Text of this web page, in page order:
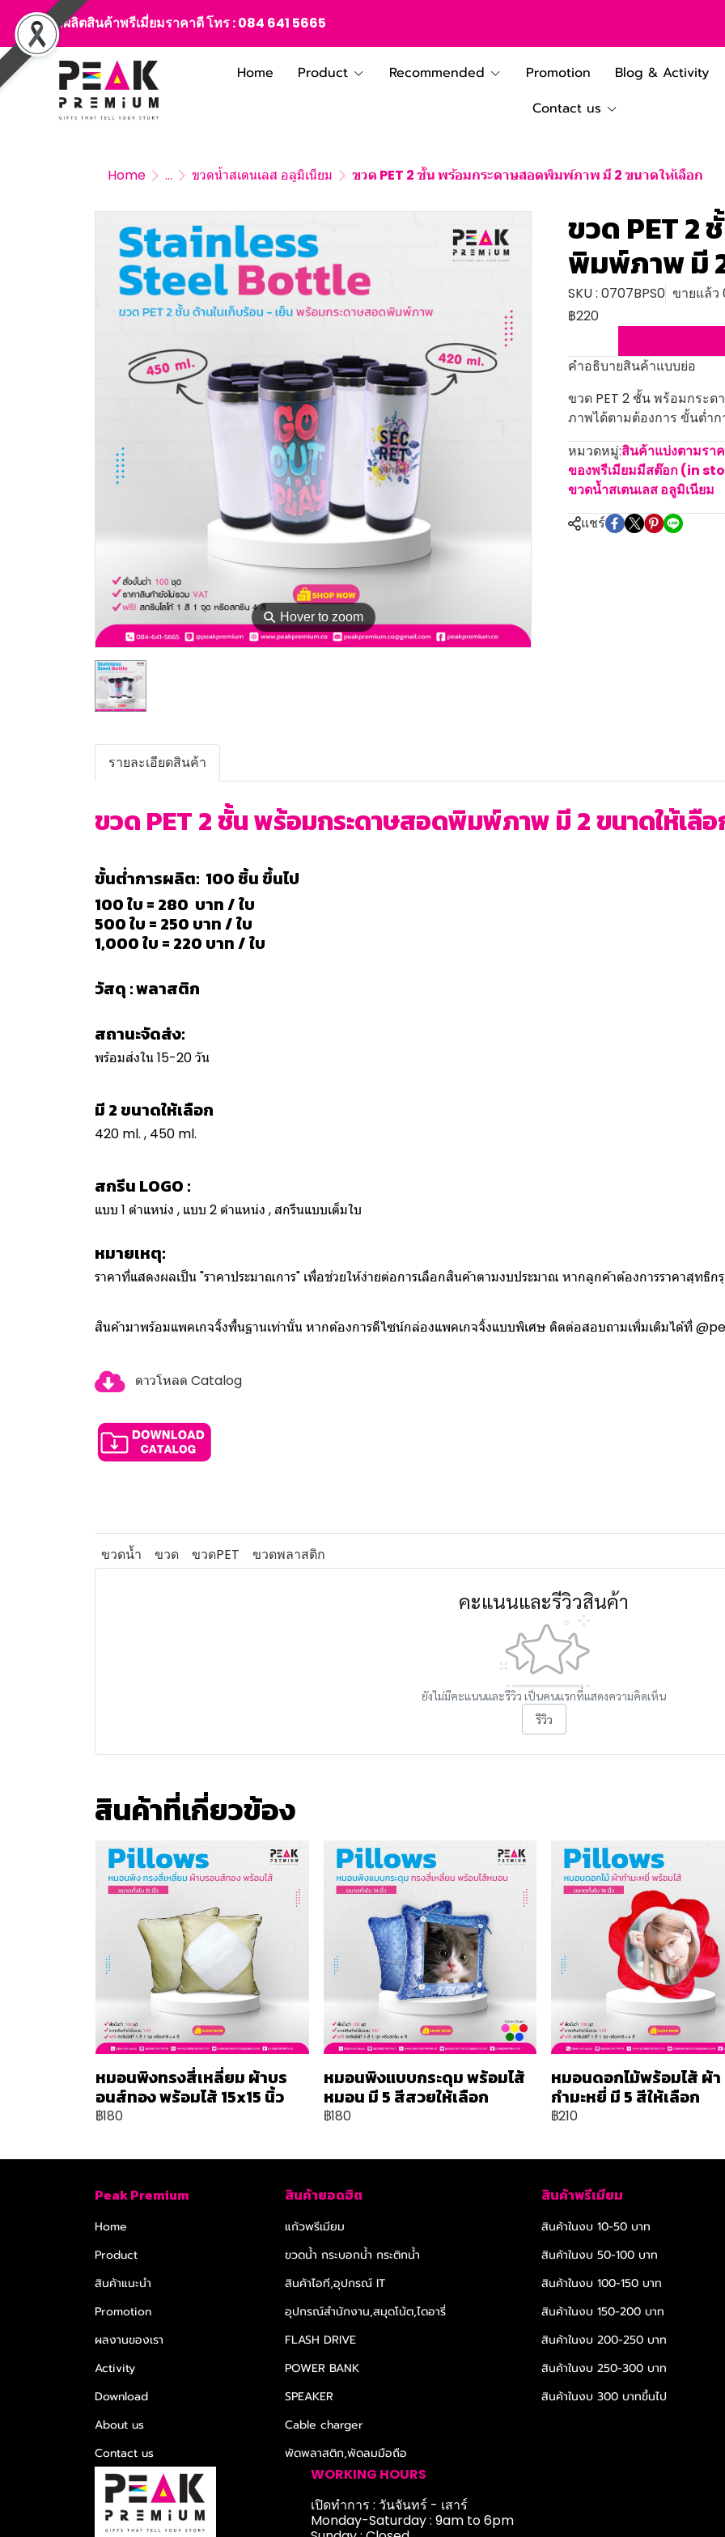
สั่งผลิตสินค้าพรีเมี่ยมราคาดี โทร :084 641 5665
Home Product Recommended Promotion
Blog & Activity
Contact us
Home ... ขวดน้ำสเตนเลส อลูมิเนียม ขวด PET 2 ชั้น พร้อมกระดาษสอดพิมพ์ภาพ มี 2 ขนาดให้เลือก
⚲ Hover to zoom
ขวด PET 2
พิมพ์ภาพ มี
SKU : 0707BPS0 ขายแล้ว
฿220
คำอธิบายสินค้าแบบย่อ
ขวด PET 2 ชั้น พร้อมกระ
ภาพได้ตามต้องการ ขั้นต่ำ
หมวดหมู่:สินค้าแบ่งตามรา
ของพรีเมียมมีสต๊อก (in
ขวดน้ำสเตนเลส อลูมิเนียม
แชร์
รายละเอียดสินค้า
ขวด PET 2 ชั้น พร้อมกระดาษสอดพิมพ์ภาพ มี 2 ขนาดให้เลื
ขั้นต่ำการผลิต: 100 ชิ้น ขึ้นไป
100 ใบ = 280 บาท / ใบ
500 ใบ = 250 บาท / ใบ
1,000 ใบ = 220 บาท / ใบ
วัสดุ : พลาสติก
สถานะจัดส่ง:
พร้อมส่งใน 15-20 วัน
มี 2 ขนาดให้เลือก
420 ml. , 450 ml.
สกรีน LOGO :
แบบ 1 ตำแหน่ง , แบบ 2 ตำแหน่ง , สกรีนแบบเต็มใบ
หมายเหตุ:
ราคาที่แสดงผลเป็น "ราคาประมาณการ" เพื่อช่วยให้ง่ายต่อการเลือกสินค้าตามงบประมาณ หากลูกค้าต้องการราคาสุทธิ
สินค้ามาพร้อมแพคเกจจิ้งพื้นฐานเท่านั้น หากต้องการดีไซน์กล่องแพคเกจจิ้งแบบพิเศษ ติดต่อสอบถามเพิ่มเติมได้ที่
ดาวโหลด Catalog
ขวดน้ำ ขวด ขวดPET ขวดพลาสติก
คะแนนและรีวิวสินค้า
ยังไม่มีคะแนนและรีวิว เป็นคนแรกที่แสดงความคิดเห็น
รีวิว
สินค้าที่เกี่ยวข้อง
หมอนพิงทรงสี่เหลี่ยม ผ้าบร
อนส์ทอง พร้อมไส้ 15x15 นิ้ว
฿180
หมอนพิงแบบกระดุม พร้อมไส้
หมอน มี 5 สีสวยให้เลือก
฿180
หมอนดอกไม้พร้อมไส้ ผ้า
กำมะหยี่ มี 5 สีให้เลือก
฿210
Peak Premium
Home
Product
สินค้าแนะนำ
Promotion
ผลงานของเรา
Activity
Download
About us
Contact us
สินค้ายอดฮิต
แก้วพรีเมียม
ขวดน้ำ กระบอกน้ำ กระติกน้ำ
สินค้าไอที,อุปกรณ์ IT
อุปกรณ์สำนักงาน,สมุดโน้ต,ไดอารี่
FLASH DRIVE
POWER BANK
SPEAKER
Cable charger
พัดพลาสติก,พัดลมมือถือ
สินค้าพรีเมียม
สินค้าในงบ 10-50 บาท
สินค้าในงบ 50-100 บาท
สินค้าในงบ 100-150 บาท
สินค้าในงบ 150-200 บาท
สินค้าในงบ 200-250 บาท
สินค้าในงบ 250-300 บาท
สินค้าในงบ 300 บาทขึ้นไป
WORKING HOURS
เปิดทำการ : วันจันทร์ - เสาร์
Monday-Saturday : 9am to 6pm